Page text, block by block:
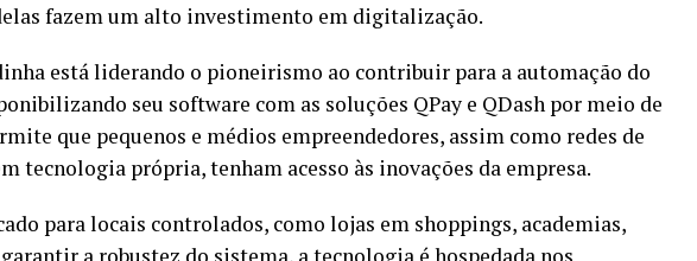
fazem um alto investimento em digitalização.
está liderando o pioneirismo ao contribuir para a automação do
seu software com as soluções QPay e QDash por meio de
que pequenos e médios empreendedores, assim como redes de
tecnologia própria, tenham acesso às inovações da empresa.
para locais controlados, como lojas em shoppings, academias,